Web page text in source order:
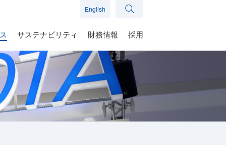
English
サステナビリティ 財務情報 採用